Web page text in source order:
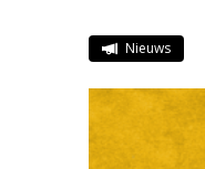
Nieuws